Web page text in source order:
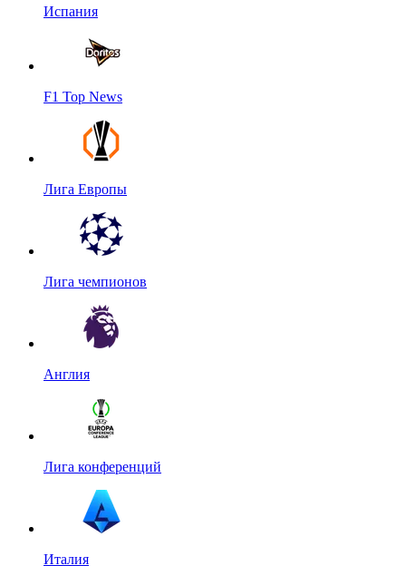
Испания
F1 Top News
Лига Европы
Лига чемпионов
Англия
Лига конференций
Италия